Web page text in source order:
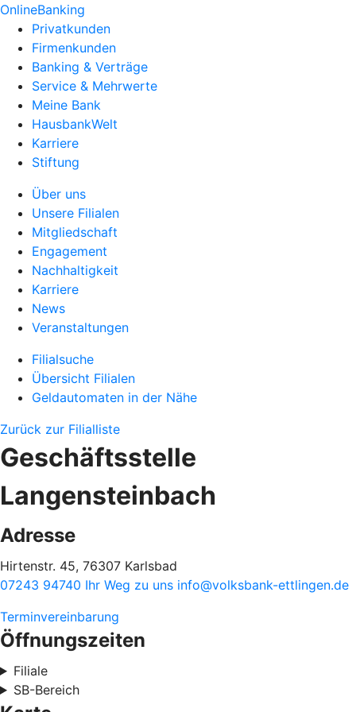
OnlineBanking
Privatkunden
Firmenkunden
Banking & Verträge
Service & Mehrwerte
Meine Bank
HausbankWelt
Karriere
Stiftung
Über uns
Unsere Filialen
Mitgliedschaft
Engagement
Nachhaltigkeit
Karriere
News
Veranstaltungen
Filialsuche
Übersicht Filialen
Geldautomaten in der Nähe
Zurück zur Filialliste
Geschäftsstelle
Langensteinbach
Adresse
Hirtenstr. 45, 76307 Karlsbad
07243 94740 Ihr Weg zu uns info@volksbank-ettlingen.de
Terminvereinbarung
Öffnungszeiten
Filiale
SB-Bereich